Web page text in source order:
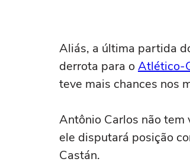
Aliás, a última partida
derrota para oAtlético-
teve mais chances nos
Antônio Carlos não
ele disputará posição
Castán.